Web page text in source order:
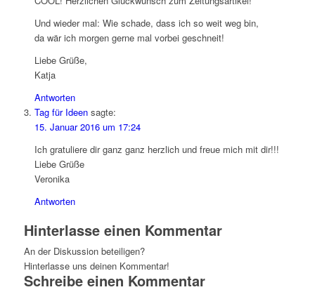
Und wieder mal: Wie schade, dass ich so weit weg bin,
da wär ich morgen gerne mal vorbei geschneit!
Liebe Grüße,
Katja
Antworten
Tag für Ideen sagte:
15. Januar 2016 um 17:24
Ich gratuliere dir ganz ganz herzlich und freue mich mit dir!!!
Liebe Grüße
Veronika
Antworten
Hinterlasse einen Kommentar
An der Diskussion beteiligen?
Hinterlasse uns deinen Kommentar!
Schreibe einen Kommentar